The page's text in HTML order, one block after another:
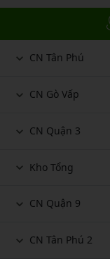
CN Tân Phú
CN Gò Vấp
CN Quận 3
Kho Tổng
CN Quận 9
CN Tân Phú 2